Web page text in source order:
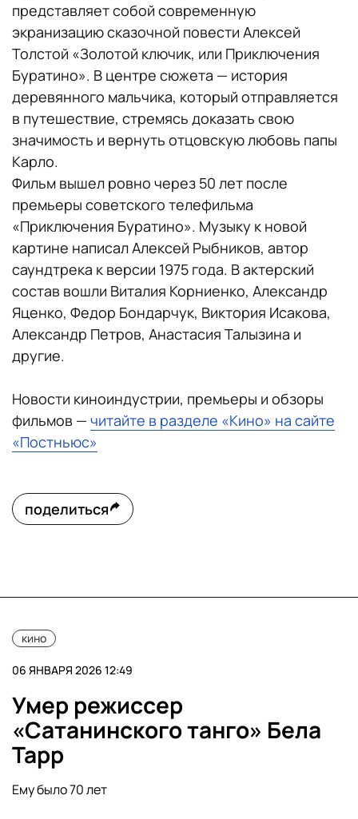
представляет собой современную
экранизацию сказочной повести Алексей
Толстой «Золотой ключик, или Приключения
Буратино». В центре сюжета — история
деревянного мальчика, который отправляется
в путешествие, стремясь доказать свою
значимость и вернуть отцовскую любовь папы
Карло.
Фильм вышел ровно через 50 лет после
премьеры советского телефильма
«Приключения Буратино». Музыку к новой
картине написал Алексей Рыбников, автор
саундтрека к версии 1975 года. В актерский
состав вошли Виталия Корниенко, Александр
Яценко, Федор Бондарчук, Виктория Исакова,
Александр Петров, Анастасия Талызина и
другие.
Новости киноиндустрии, премьеры и обзоры
фильмов — читайте в разделе «Кино» на сайте
«Постньюс»
поделиться
кино
06 ЯНВАРЯ 2026 12:49
Умер режиссер
«Сатанинского танго» Бела
Тарр
Ему было 70 лет